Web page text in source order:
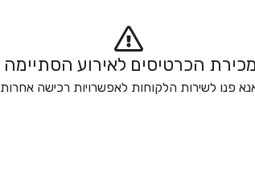
מכירת הכרטיסים לאירוע הסתיימה
פנו לשירות הלקוחות לאפשרויות רכישה אחרות